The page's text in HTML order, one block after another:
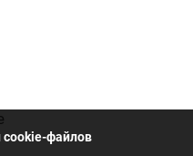
cookie-файлов